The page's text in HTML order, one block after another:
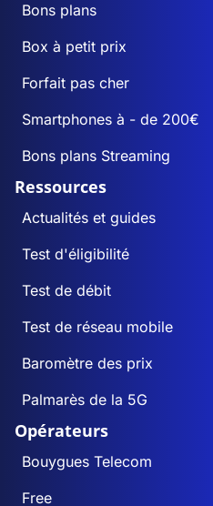
Bons plans
Box à petit prix
Forfait pas cher
Smartphones à - de 200€
Bons plans Streaming
Ressources
Actualités et guides
Test d'éligibilité
Test de débit
Test de réseau mobile
Baromètre des prix
Palmarès de la 5G
Opérateurs
Bouygues Telecom
Free